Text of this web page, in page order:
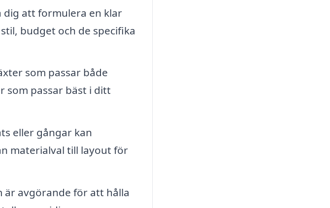
dig att formulera en klar
budget och de specifika
som passar både
som passar bäst i ditt
eller gångar kan
materialval till layout för
är avgörande för att hålla